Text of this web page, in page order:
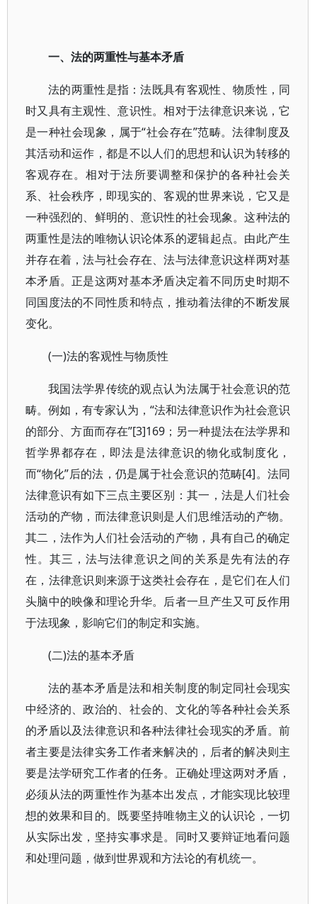
一、法的两重性与基本矛盾
法的两重性是指：法既具有客观性、物质性，同
时又具有主观性、意识性。相对于法律意识来说，它
是一种社会现象，属于“社会存在”范畴。法律制度及
其活动和运作，都是不以人们的思想和认识为转移的
客观存在。相对于法所要调整和保护的各种社会关
系、社会秩序，即现实的、客观的世界来说，它又是
一种强烈的、鲜明的、意识性的社会现象。这种法的
两重性是法的唯物认识论体系的逻辑起点。由此产生
并存在着，法与社会存在、法与法律意识这样两对基
本矛盾。正是这两对基本矛盾决定着不同历史时期不
同国度法的不同性质和特点，推动着法律的不断发展
变化。
(一)法的客观性与物质性
我国法学界传统的观点认为法属于社会意识的范
畴。例如，有专家认为，“法和法律意识作为社会意识
的部分、方面而存在”[3]169；另一种提法在法学界和
哲学界都存在，即法是法律意识的物化或制度化，
而“物化”后的法，仍是属于社会意识的范畴[4]。法同
法律意识有如下三点主要区别：其一，法是人们社会
活动的产物，而法律意识则是人们思维活动的产物。
其二，法作为人们社会活动的产物，具有自己的确定
性。其三，法与法律意识之间的关系是先有法的存
在，法律意识则来源于这类社会存在，是它们在人们
头脑中的映像和理论升华。后者一旦产生又可反作用
于法现象，影响它们的制定和实施。
(二)法的基本矛盾
法的基本矛盾是法和相关制度的制定同社会现实
中经济的、政治的、社会的、文化的等各种社会关系
的矛盾以及法律意识和各种法律社会现实的矛盾。前
者主要是法律实务工作者来解决的，后者的解决则主
要是法学研究工作者的任务。正确处理这两对矛盾，
必须从法的两重性作为基本出发点，才能实现比较理
想的效果和目的。既要坚持唯物主义的认识论，一切
从实际出发，坚持实事求是。同时又要辩证地看问题
和处理问题，做到世界观和方法论的有机统一。